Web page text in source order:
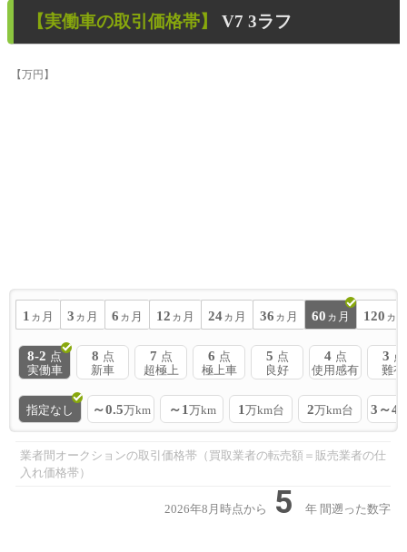
【実働車の取引価格帯】 V7 3ラフ
【万円】
1 ヵ月 3 ヵ月 6 ヵ月 12 ヵ月 24 ヵ月 36 ヵ月 60 ヵ月 120 ヵ
8-2 点
実働車
8 点
新車
7 点
超極上
6 点
極上車
5 点
良好
4 点
使用感有
3 点
難有
指定なし ～0.5万km ～1 万km 1 万km台 2万km台 3～4
業者間オークションの取引価格帯（買取業者の転売額＝販売業者の仕
入れ価格帯）
2026年8月時点から 5 年 間遡った数字